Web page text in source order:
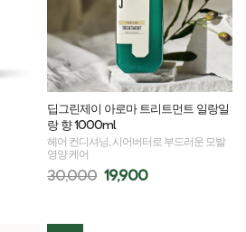
딥그린제이 아로마 트리트먼트 일랑일
랑 향 1000ml
헤어 컨디셔닝, 시어버터로 부드러운 모발
영양 케어
30,000 19,900